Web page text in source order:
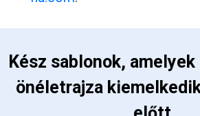
önéletrajza